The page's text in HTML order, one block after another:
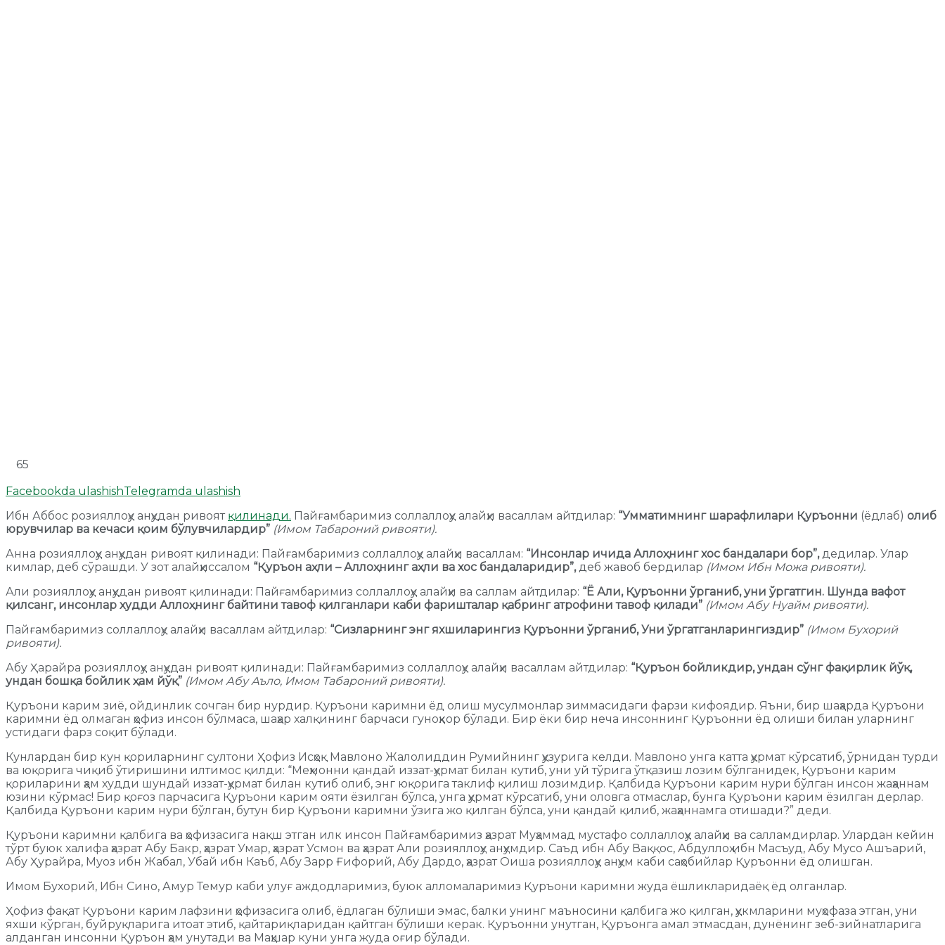
65
Facebookda ulashishTelegramda ulashish
Ибн Аббос розияллоҳу анҳудан ривоят қилинади. Пайғамбаримиз соллаллоҳу алайҳи васаллам айтдилар: “Умматимнинг шарафлилари Қуръонни (ёдлаб) олиб
юрувчилар ва кечаси қоим бўлувчилардир” (Имом Табароний ривояти).
Анна розияллоҳу анҳудан ривоят қилинади: Пайғамбаримиз соллаллоҳу алайҳи васаллам: “Инсонлар ичида Аллоҳнинг хос бандалари бор”, дедилар. Улар
кимлар, деб сўрашди. У зот алайҳиссалом “Қуръон аҳли – Аллоҳнинг аҳли ва хос бандаларидир”,деб жавоб бердилар (Имом Ибн Можа ривояти).
Али розияллоҳу анҳудан ривоят қилинади: Пайғамбаримиз соллаллоҳу алайҳи ва саллам айтдилар: “Ё Али, Қуръонни ўрганиб, уни ўргатгин. Шунда вафот
қилсанг, инсонлар худди Аллоҳнинг байтини тавоф қилганлари каби фаришталар қабринг атрофини тавоф қилади” (Имом Абу Нуайм ривояти).
Пайғамбаримиз соллаллоҳу алайҳи васаллам айтдилар: “Сизларнинг энг яхшиларингиз Қуръонни ўрганиб, Уни ўргатганларингиздир” (Имом Бухорий
ривояти).
Абу Ҳарайра розияллоҳу анҳудан ривоят қилинади: Пайғамбаримиз соллаллоҳу алайҳи васаллам айтдилар: “Қуръон бойликдир, ундан сўнг фақирлик йўқ,
ундан бошқа бойлик ҳам йўқ” (Имом Абу Аъло, Имом Табароний ривояти).
Қуръони карим зиё, ойдинлик сочган бир нурдир. Қуръони каримни ёд олиш мусулмонлар зиммасидаги фарзи кифоядир. Яъни, бир шаҳарда Қуръони
каримни ёд олмаган ҳофиз инсон бўлмаса, шаҳар халқининг барчаси гуноҳкор бўлади. Бир ёки бир неча инсоннинг Қуръонни ёд олиши билан уларнинг
устидаги фарз соқит бўлади.
Кунлардан бир кун қориларнинг султони Ҳофиз Исҳоқ Мавлоно Жалолиддин Румийнинг ҳузурига келди. Мавлоно унга катта ҳурмат кўрсатиб, ўрнидан турди
ва юқорига чиқиб ўтиришини илтимос қилди: “Меҳмонни қандай иззат-ҳурмат билан кутиб, уни уй тўрига ўтқазиш лозим бўлганидек, Қуръони карим
қориларини ҳам худди шундай иззат-ҳурмат билан кутиб олиб, энг юқорига таклиф қилиш лозимдир. Қалбида Қуръони карим нури бўлган инсон жаҳаннам
юзини кўрмас! Бир қоғоз парчасига Қуръони карим ояти ёзилган бўлса, унга ҳурмат кўрсатиб, уни оловга отмаслар, бунга Қуръони карим ёзилган дерлар.
Қалбида Қуръони карим нури бўлган, бутун бир Қуръони каримни ўзига жо қилган бўлса, уни қандай қилиб, жаҳаннамга отишади?” деди.
Қуръони каримни қалбига ва ҳофизасига нақш этган илк инсон Пайғамбаримиз ҳазрат Муҳаммад мустафо соллаллоҳу алайҳи ва салламдирлар. Улардан кейин
тўрт буюк халифа ҳазрат Абу Бакр, ҳазрат Умар, ҳазрат Усмон ва ҳазрат Али розияллоҳу анҳумдир. Саъд ибн Абу Ваққос, Абдуллоҳ ибн Масъуд, Абу Мусо Ашъарий,
Абу Ҳурайра, Муоз ибн Жабал, Убай ибн Каъб, Абу Зарр Ғифорий, Абу Дардо, ҳазрат Оиша розияллоҳу анҳум каби саҳобийлар Қуръонни ёд олишган.
Имом Бухорий, Ибн Сино, Амур Темур каби улуғ аждодларимиз, буюк алломаларимиз Қуръони каримни жуда ёшликларидаёқ ёд олганлар.
Ҳофиз фақат Қуръони карим лафзини ҳофизасига олиб, ёдлаган бўлиши эмас, балки унинг маъносини қалбига жо қилган, ҳукмларини муҳофаза этган, уни
яхши кўрган, буйруқларига итоат этиб, қайтариқларидан қайтган бўлиши керак. Қуръонни унутган, Қуръонга амал этмасдан, дунёнинг зеб-зийнатларига
алданган инсонни Қуръон ҳам унутади ва Маҳшар куни унга жуда оғир бўлади.